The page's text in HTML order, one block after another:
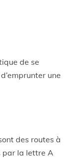
de se
une
des routes à
par la lettre A